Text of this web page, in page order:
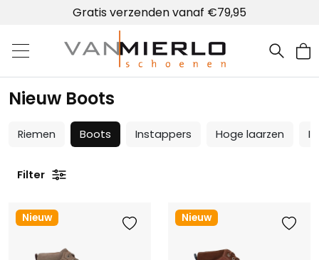
Gratis verzenden vanaf €79,95
Home | Van Mierlo schoenen
Nieuw Boots
Riemen Boots Instappers Hoge laarzen
Filter
Nieuw Nieuw